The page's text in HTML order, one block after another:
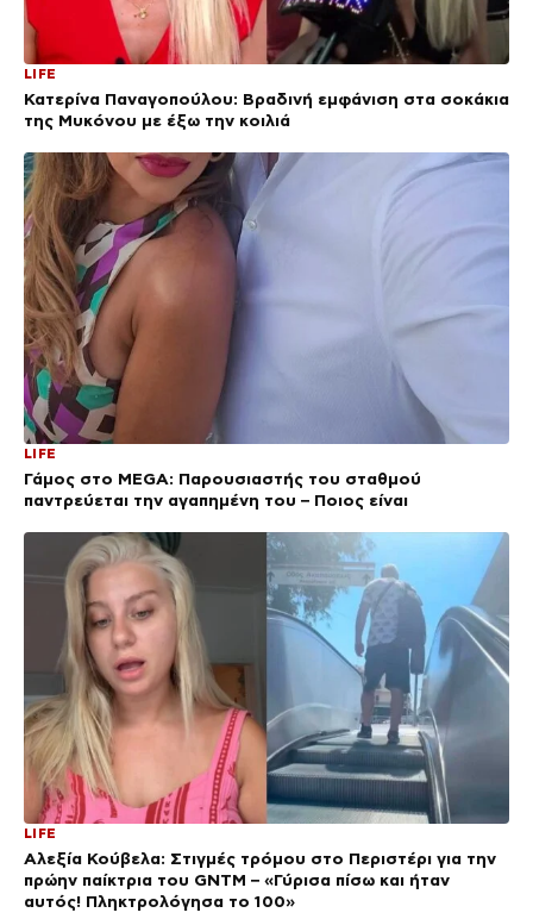
LIFE
Κατερίνα Παναγοπούλου: Βραδινή εμφάνιση στα σοκάκια
της Μυκόνου με έξω την κοιλιά
LIFE
Γάμος στο MEGA: Παρουσιαστής του σταθμού
παντρεύεται την αγαπημένη του – Ποιος είναι
LIFE
Αλεξία Κούβελα: Στιγμές τρόμου στο Περιστέρι για την
πρώην παίκτρια του GNTM – «Γύρισα πίσω και ήταν
αυτός! Πληκτρολόγησα το 100»